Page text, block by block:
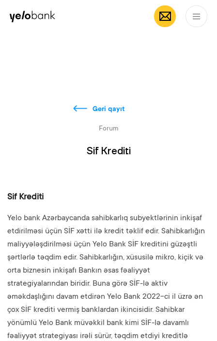
Fərdi Biznes
Geri qayıt
Forum
Sif Krediti
Sif Krediti
Yelo bank Azərbaycanda sahibkarlıq subyektlərinin inkişaf
etdirilməsi üçün SİF xətti ilə kredit təklif edir. Sahibkarlığın
maliyyələşdirilməsi üçün Yelo Bank SİF kreditini güzəştli
şərtlərlə təqdim edir. Sahibkarlığın, xüsusilə mikro, kiçik və
orta biznesin inkişafı Bankın əsas fəaliyyət
strategiyalarından biridir. Buna görə SİF-lə aktiv
əməkdaşlığını davam etdirən Yelo Bank 2022-ci il üzrə ən
çox SİF krediti vermiş banklardan ikincisidir. Sahibkar
yönümlü Yelo Bank müvəkkil bank kimi SİF-lə davamlı
fəaliyyət strategiyası irəli sürür, təqdim etdiyi kreditlə